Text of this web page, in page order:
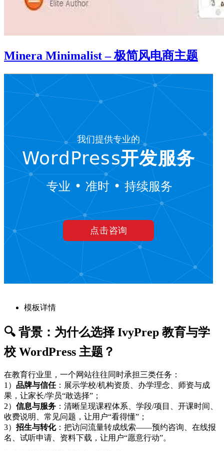
Minera Minimalist – 极简风电商主题
模板详情
🔍 背景：为什么选择 IvyPrep 教育与学
校 WordPress 主题？
在教育行业里，一个网站往往同时承担三类任务：
1） 品牌与信任：展示学校/机构资质、办学理念、师资与成
果，让家长/学员“敢选择”；
2） 信息与服务 ：清晰呈现课程体系、学段/项目、开课时间、
收费说明、常见问题，让用户“看得懂”；
3） 招生与转化：把访问流量转成线索——预约咨询、在线报
名、试听申请、资料下载，让用户“愿意行动”。